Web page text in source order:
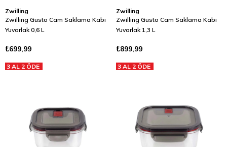
Zwilling
Zwilling Gusto Cam Saklama Kabı
Yuvarlak 0,6 L
₺699,99
3 AL 2 ÖDE
Zwilling
Zwilling Gusto Cam Saklama Kabı
Yuvarlak 1,3 L
₺899,99
3 AL 2 ÖDE